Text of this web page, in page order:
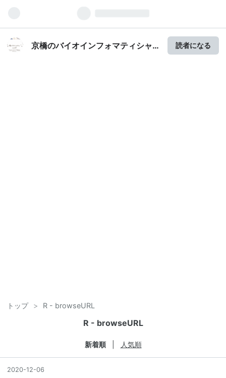
京橋のバイオインフォマティシャ
読者になる
トップ > R - browseURL
R - browseURL
新着順 人気順
2020-12-06